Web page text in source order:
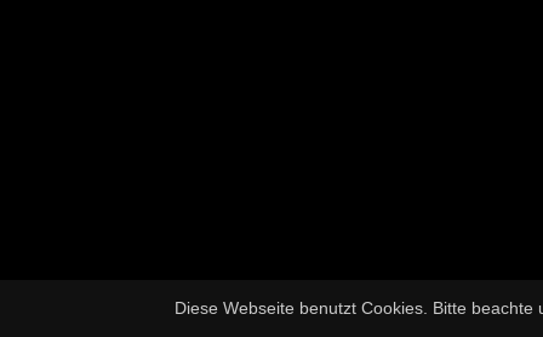
Diese Webseite benutzt Cookies. Bitte beachte